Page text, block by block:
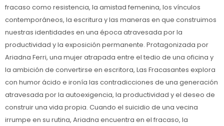
fracaso como resistencia, la amistad femenina, los vínculos
contemporáneos, la escritura y las maneras en que construimos
nuestras identidades en una época atravesada por la
productividad y la exposición permanente. Protagonizada por
Ariadna Ferri, una mujer atrapada entre el tedio de una oficina y
la ambición de convertirse en escritora, Las Fracasantes explora
con humor ácido e ironía las contradicciones de una generación
atravesada por la autoexigencia, la productividad y el deseo de
construir una vida propia. Cuando el suicidio de una vecina
irrumpe en su rutina, Ariadna encuentra en el fracaso, la